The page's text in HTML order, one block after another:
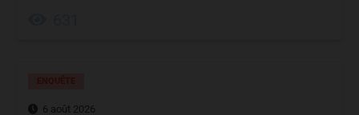
6 août 2026